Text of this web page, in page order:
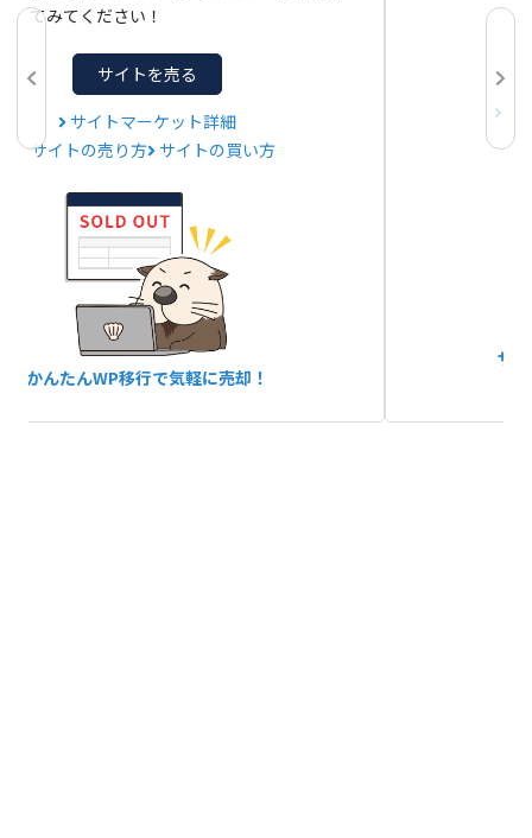
してみてください！
サイトを売る
サイトマーケット詳細
サイトの売り方 サイトの買い方
かんたんWP移行で気軽に売却！
サ